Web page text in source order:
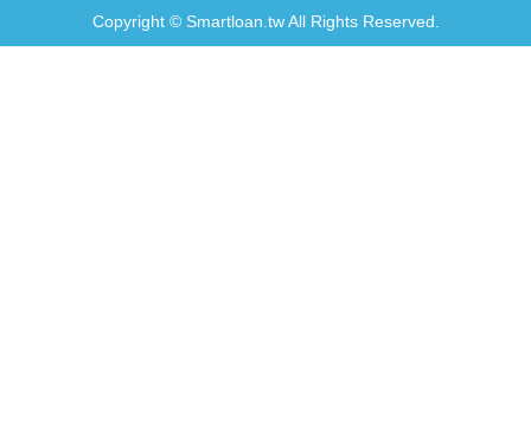
Copyright © Smartloan.tw All Rights Reserved.